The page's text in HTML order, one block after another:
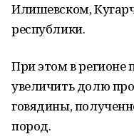
Илишевском,
республики.
При этом в регионе
увеличить долю
говядины,
пород.